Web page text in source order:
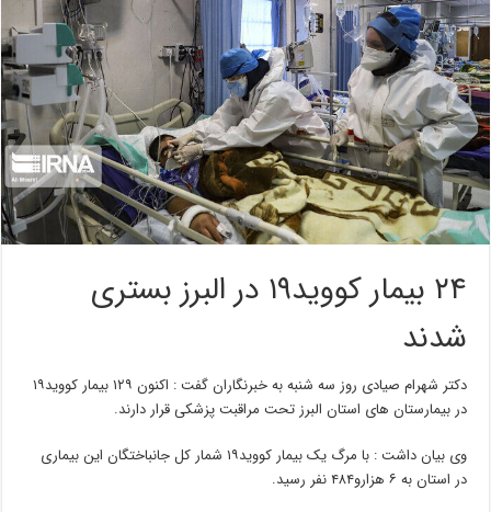
۲۴ بیمار کووید۱۹ در البرز بستری
شدند
دکتر شهرام صیادی روز سه شنبه به خبرنگاران گفت : اکنون ۱۲۹ بیمار کووید۱۹
در بیمارستان های استان البرز تحت مراقبت پزشکی قرار دارند.
وی بیان داشت : با مرگ یک بیمار کووید۱۹ شمار کل جانباختگان این بیماری
در استان به ۶ هزارو۴۸۴ نفر رسید.